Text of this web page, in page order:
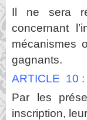
Il ne sera
concernant
mécanismes
gagnants.
ARTICLE 10 :
Par les
inscription,